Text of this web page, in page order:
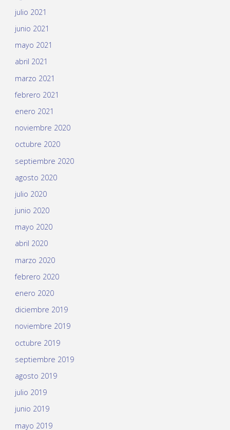
julio 2021
junio 2021
mayo 2021
abril 2021
marzo 2021
febrero 2021
enero 2021
noviembre 2020
octubre 2020
septiembre 2020
agosto 2020
julio 2020
junio 2020
mayo 2020
abril 2020
marzo 2020
febrero 2020
enero 2020
diciembre 2019
noviembre 2019
octubre 2019
septiembre 2019
agosto 2019
julio 2019
junio 2019
mayo 2019